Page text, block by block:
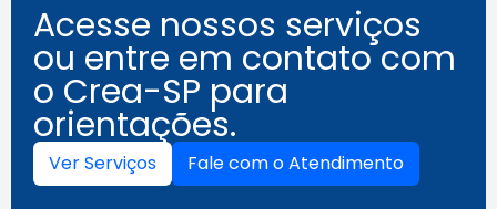
Acesse nossos serviços
ou entre em contato com
o Crea-SP para
orientações.
Ver Serviços Fale com o Atendimento